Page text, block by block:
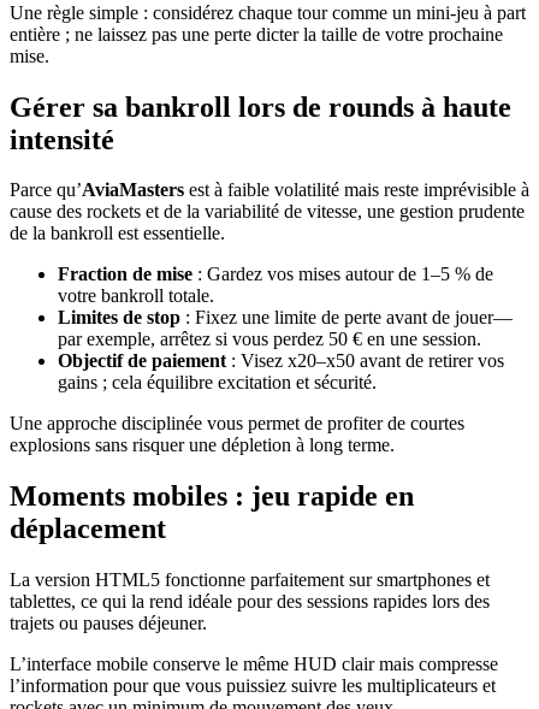
Une règle simple : considérez chaque tour comme un mini-jeu à part
entière ; ne laissez pas une perte dicter la taille de votre prochaine
mise.
Gérer sa bankroll lors de rounds à haute
intensité
Parce qu’AviaMasters est à faible volatilité mais reste imprévisible à
cause des rockets et de la variabilité de vitesse, une gestion prudente
de la bankroll est essentielle.
Fraction de mise : Gardez vos mises autour de 1–5 % de
votre bankroll totale.
Limites de stop : Fixez une limite de perte avant de jouer—
par exemple, arrêtez si vous perdez 50 € en une session.
Objectif de paiement: Visez x20–x50 avant de retirer vos
gains ; cela équilibre excitation et sécurité.
Une approche disciplinée vous permet de profiter de courtes
explosions sans risquer une dépletion à long terme.
Moments mobiles : jeu rapide en
déplacement
La version HTML5 fonctionne parfaitement sur smartphones et
tablettes, ce qui la rend idéale pour des sessions rapides lors des
trajets ou pauses déjeuner.
L’interface mobile conserve le même HUD clair mais compresse
l’information pour que vous puissiez suivre les multiplicateurs et